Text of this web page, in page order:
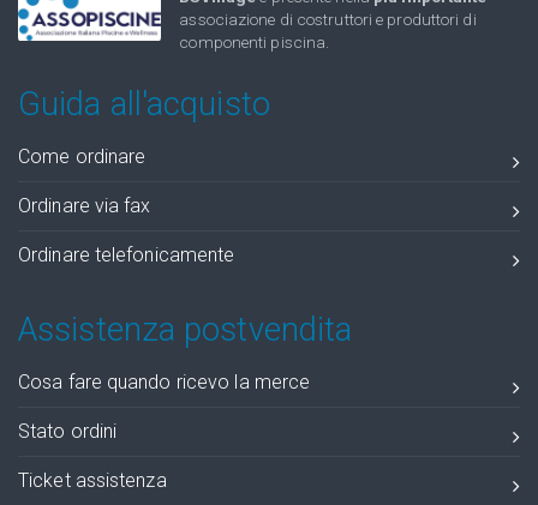
associazione di costruttori e produttori di
componenti piscina.
Guida all'acquisto
Come ordinare
Ordinare via fax
Ordinare telefonicamente
Assistenza postvendita
Cosa fare quando ricevo la merce
Stato ordini
Ticket assistenza